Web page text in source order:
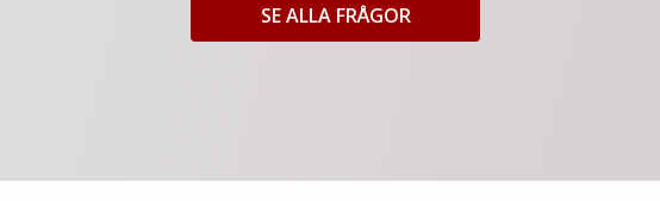
SE ALLA FRÅGOR